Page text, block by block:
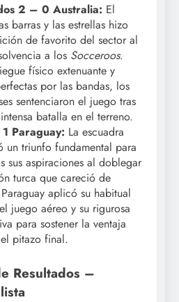
2 – 0 Australia: El
barras y las estrellas hizo
de favorito del sector al
a los Socceroos.
físico extenuante y
por las bandas, los
sentenciaron el juego tras
batalla en el terreno.
Paraguay: La escuadra
un triunfo fundamental para
sus aspiraciones al doblegar
turca que careció de
aplicó su habitual
juego aéreo y su rigurosa
para sostener la ventaja
pitazo final.
Resultados –